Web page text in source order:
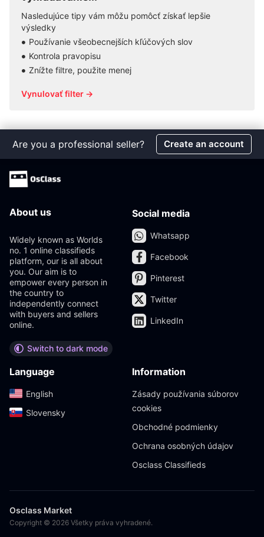
Nasledujúce tipy vám môžu pomôcť získať lepšie
výsledky
Používanie všeobecnejších kľúčových slov
Kontrola pravopisu
Znížte filtre, použite menej
Vynulovať filter →
Are you a professional seller? Create an account
About us
Widely known as Worlds
no. 1 online classifieds
platform, our is all about
you. Our aim is to
empower every person in
the country to
independently connect
with buyers and sellers
online.
Switch to dark mode
Social media
Whatsapp
Facebook
Pinterest
Twitter
LinkedIn
Language
English‎
Slovensky‎
Information
Zásady používania súborov
cookies
Obchodné podmienky
Ochrana osobných údajov
Osclass Classifieds
Osclass Market
Copyright © 2026 Všetky práva vyhradené.